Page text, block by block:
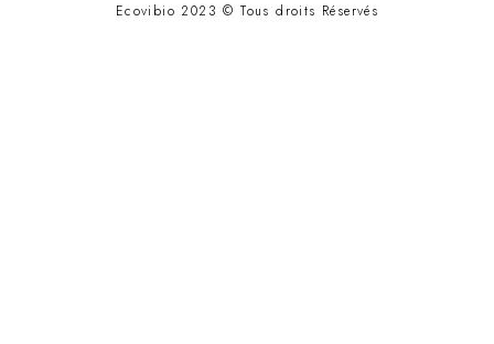
Ecovibio 2023 © Tous droits Réservés